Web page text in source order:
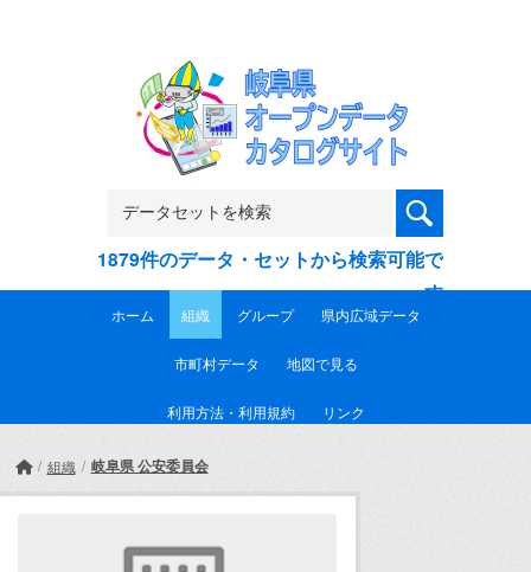
1879件のデータ・セットから検索可能で
す
ホーム 組織 グループ 県内広域データ
市町村データ 地図で見る
利用方法・利用規約 リンク
組織 岐阜県 公安委員会